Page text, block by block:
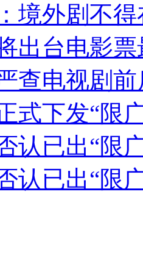
应
凌主义
面不公正
境外剧不
出台电影
查电视剧
式下发“限
认已出“限
认已出“限